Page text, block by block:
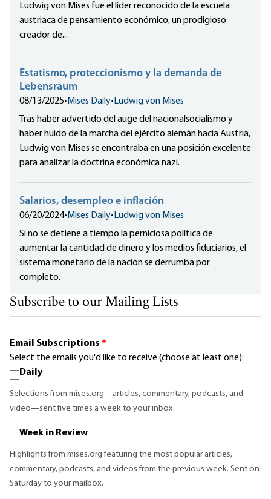
Ludwig von Mises fue el líder reconocido de la escuela
austriaca de pensamiento económico, un prodigioso
creador de...
Estatismo, proteccionismo y la demanda de
Lebensraum
08/13/2025• Mises Daily• Ludwig von Mises
Tras haber advertido del auge del nacionalsocialismo y
haber huido de la marcha del ejército alemán hacia Austria,
Ludwig von Mises se encontraba en una posición excelente
para analizar la doctrina económica nazi.
Salarios, desempleo e inflación
06/20/2024• Mises Daily• Ludwig von Mises
Si no se detiene a tiempo la perniciosa política de
aumentar la cantidad de dinero y los medios fiduciarios, el
sistema monetario de la nación se derrumba por
completo.
Subscribe to our Mailing Lists
Email Subscriptions *
Select the emails you'd like to receive (choose at least one):
Daily
Selections from mises.org—articles, commentary, podcasts, and
video—sent five times a week to your inbox.
Week in Review
Highlights from mises.org featuring the most popular articles,
commentary, podcasts, and videos from the previous week. Sent on
Saturday to your mailbox.